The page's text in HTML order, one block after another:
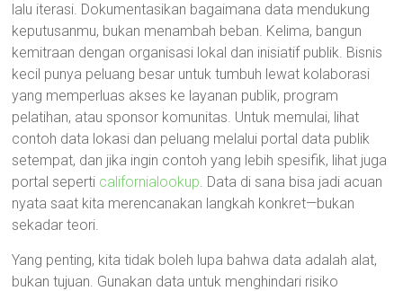
lalu iterasi. Dokumentasikan bagaimana data mendukung
keputusanmu, bukan menambah beban. Kelima, bangun
kemitraan dengan organisasi lokal dan inisiatif publik. Bisnis
kecil punya peluang besar untuk tumbuh lewat kolaborasi
yang memperluas akses ke layanan publik, program
pelatihan, atau sponsor komunitas. Untuk memulai, lihat
contoh data lokasi dan peluang melalui portal data publik
setempat, dan jika ingin contoh yang lebih spesifik, lihat juga
portal seperti californialookup. Data di sana bisa jadi acuan
nyata saat kita merencanakan langkah konkret—bukan
sekadar teori.
Yang penting, kita tidak boleh lupa bahwa data adalah alat,
bukan tujuan. Gunakan data untuk menghindari risiko